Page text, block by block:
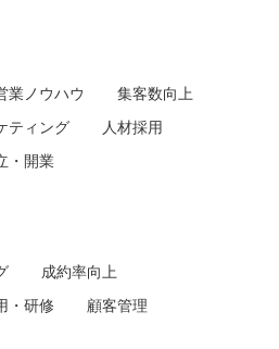
業ノウハウ
集客数向上
ティング
人材採用
・開業
成約率向上
・研修
顧客管理